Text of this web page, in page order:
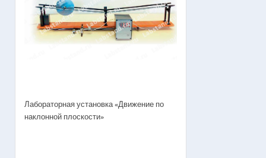
Лабораторная установка «Движение по
наклонной плоскости»